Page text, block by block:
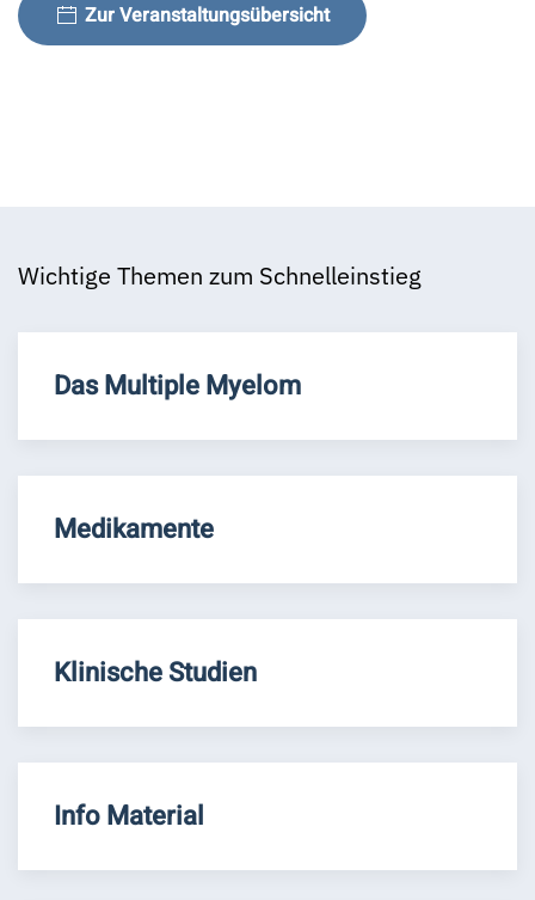
Zur Veranstaltungsübersicht
Wichtige Themen zum Schnelleinstieg
Das Multiple Myelom
Medikamente
Klinische Studien
Info Material